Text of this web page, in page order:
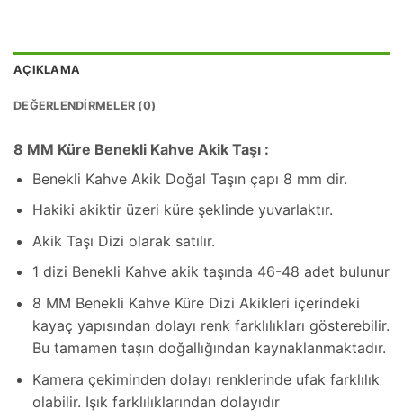
AÇIKLAMA
DEĞERLENDIRMELER (0)
8 MM Küre Benekli Kahve Akik Taşı :
Benekli Kahve Akik Doğal Taşın çapı 8 mm dir.
Hakiki akiktir üzeri küre şeklinde yuvarlaktır.
Akik Taşı Dizi olarak satılır.
1 dizi Benekli Kahve akik taşında 46-48 adet bulunur
8 MM Benekli Kahve Küre Dizi Akikleri içerindeki
kayaç yapısından dolayı renk farklılıkları gösterebilir.
Bu tamamen taşın doğallığından kaynaklanmaktadır.
Kamera çekiminden dolayı renklerinde ufak farklılık
olabilir. Işık farklılıklarından dolayıdır